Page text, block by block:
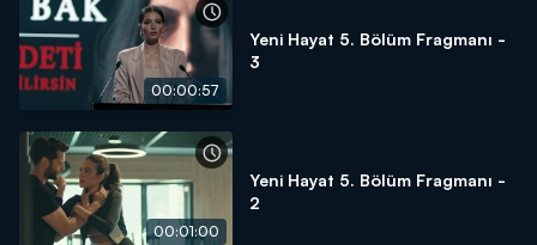
00:00:57
Yeni Hayat 5. Bölüm Fragmanı -
3
00:01:00
Yeni Hayat 5. Bölüm Fragmanı -
2